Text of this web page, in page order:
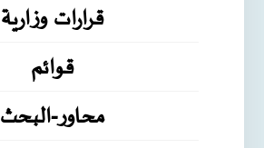
قرارات وزارية
قوائم
محاور-البحث